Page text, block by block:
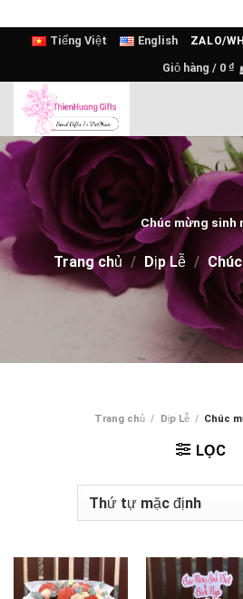
content
Tiếng Việt English ZALO/
Giỏ hàng / 0 ₫
Chúc mừng sinh
Trang chủ / Dịp Lễ /
Trang chủ / Dịp Lễ / Chúc
LỌC